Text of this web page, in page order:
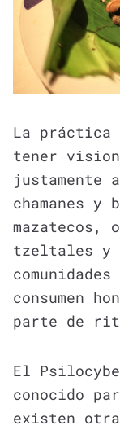
La práctica
tener
justamente
chamanes y
mazatecos,
tzeltales y
consumen
parte de
El
conocido
existen